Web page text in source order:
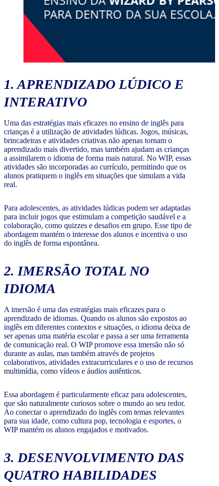
1. APRENDIZADO LÚDICO E
INTERATIVO
Uma das estratégias mais eficazes no ensino de inglês para
crianças é a utilização de atividades lúdicas. Jogos, músicas,
brincadeiras e atividades criativas não apenas tornam o
aprendizado mais divertido, mas também ajudam as crianças
a assimilarem o idioma de forma mais natural. No WIP, essas
atividades são incorporadas ao currículo, permitindo que os
alunos pratiquem o inglês em situações que simulam a vida
real.
Para adolescentes, as atividades lúdicas podem ser adaptadas
para incluir jogos que estimulam a competição saudável e a
colaboração, como quizzes e desafios em grupo. Esse tipo de
abordagem mantém o interesse dos alunos e incentiva o uso
do inglês de forma espontânea.
2. IMERSÃO TOTAL NO
IDIOMA
A imersão é uma das estratégias mais eficazes para o
aprendizado de idiomas. Quando os alunos são expostos ao
inglês em diferentes contextos e situações, o idioma deixa de
ser apenas uma matéria escolar e passa a ser uma ferramenta
de comunicação real. O WIP promove essa imersão não só
durante as aulas, mas também através de projetos
colaborativos, atividades extracurriculares e o uso de recursos
multimídia, como vídeos e áudios autênticos.
Essa abordagem é particularmente eficaz para adolescentes,
que são naturalmente curiosos sobre o mundo ao seu redor.
Ao conectar o aprendizado do inglês com temas relevantes
para sua idade, como cultura pop, tecnologia e esportes, o
WIP mantém os alunos engajados e motivados.
3. DESENVOLVIMENTO DAS
QUATRO HABILIDADES